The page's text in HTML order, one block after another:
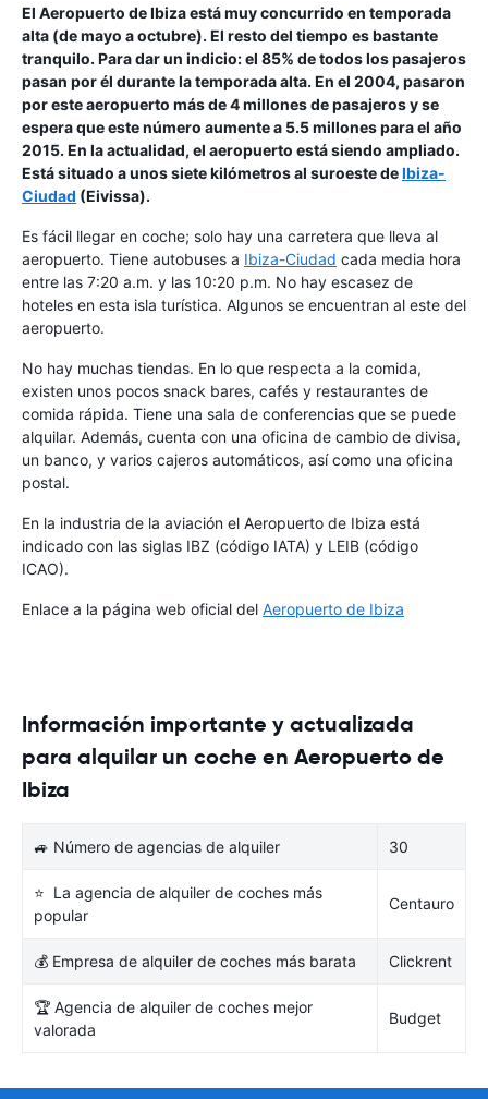
El Aeropuerto de Ibizaestá muy concurrido en temporada
alta (de mayo a octubre). El resto del tiempo es bastante
tranquilo. Para dar un indicio: el 85% de todos los pasajeros
pasan por él durante la temporada alta. En el 2004, pasaron
por este aeropuerto más de 4 millones de pasajeros y se
espera que este número aumente a 5.5 millones para el año
2015. En la actualidad, el aeropuerto está siendo ampliado.
Está situado a unos siete kilómetros al suroeste deIbiza-
Ciudad (Eivissa).
Es fácil llegar en coche; solo hay una carretera que lleva al
aeropuerto. Tiene autobuses a Ibiza-Ciudad cada media hora
entre las 7:20 a.m. y las 10:20 p.m. No hay escasez de
hoteles en esta isla turística. Algunos se encuentran al este del
aeropuerto.
No hay muchas tiendas. En lo que respecta a la comida,
existen unos pocos snack bares, cafés y restaurantes de
comida rápida. Tiene una sala de conferencias que se puede
alquilar. Además, cuenta con una oficina de cambio de divisa,
un banco, y varios cajeros automáticos, así como una oficina
postal.
En la industria de la aviación el Aeropuerto de Ibiza está
indicado con las siglas IBZ (código IATA) y LEIB (código
ICAO).
Enlace a la página web oficial del Aeropuerto de Ibiza
Información importante y actualizada
para alquilar un coche en Aeropuerto de
Ibiza
🚙 Número de agencias de alquiler 30
⭐ La agencia de alquiler de coches más
popular
Centauro
💰 Empresa de alquiler de coches más barata Clickrent
🏆 Agencia de alquiler de coches mejor
valorada
Budget